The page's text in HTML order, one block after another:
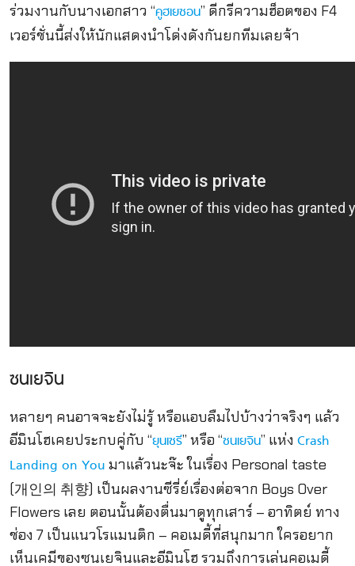
ร่วมงานกับนางเอกสาว “คูฮเยซอน” ดีกรีความฮ็อตของ F4
เวอร์ชั่นนี้ส่งให้นักแสดงนำโด่งดังกันยกทีมเลยจ้า
ซนเยจิน
หลายๆ คนอาจจะยังไม่รู้ หรือแอบลืมไปบ้างว่าจริงๆ แล้ว
อีมินโฮเคยประกบคู่กับ “ยุนเซรี” หรือ “ซนเยจิน” แห่ง Crash
Landing on You มาแล้วนะจ๊ะ ในเรื่อง Personal taste
(개인의 취향) เป็นผลงานซีรี่ย์เรื่องต่อจาก Boys Over
Flowers เลย ตอนนั้นต้องตื่นมาดูทุกเสาร์ – อาทิตย์ ทาง
ช่อง 7 เป็นแนวโรแมนติก – คอเมดี้ที่สนุกมาก ใครอยาก
เห็นเคมีของซนเยจินและอีมินโฮ รวมถึงการเล่นคอเมดี้